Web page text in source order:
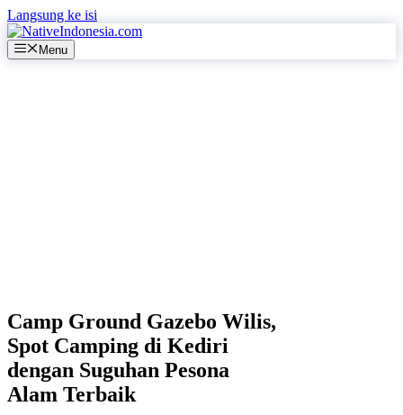
Langsung ke isi
Menu
Camp Ground Gazebo Wilis,
Spot Camping di Kediri
dengan Suguhan Pesona
Alam Terbaik